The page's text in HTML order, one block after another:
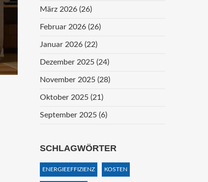
März 2026 (26)
Februar 2026 (26)
Januar 2026 (22)
Dezember 2025 (24)
November 2025 (28)
Oktober 2025 (21)
September 2025 (6)
SCHLAGWÖRTER
ENERGIEEFFIZIENZ KOSTEN